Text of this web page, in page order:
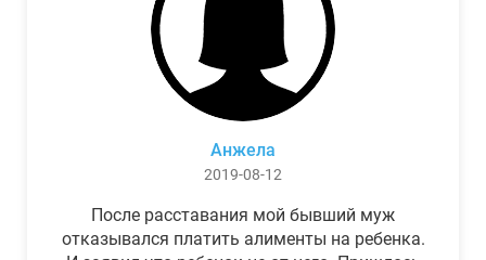
Анжела
2019-08-12
После расставания мой бывший муж
отказывался платить алименты на ребенка.